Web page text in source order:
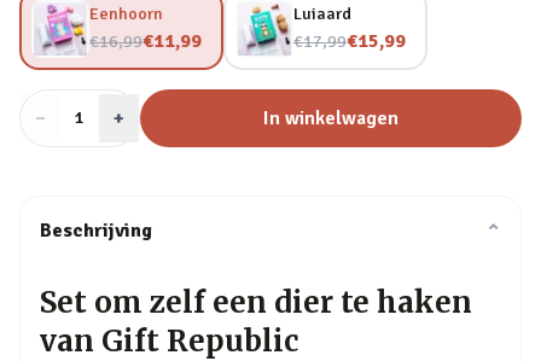
Eenhoorn
€16,99
Nu voor€11,99
Luiaard
€17,99
Nu voor€15,99
− Aantal
1 + In winkelwagen
Beschrijving ⌄
Set om zelf een dier te haken
van Gift Republic